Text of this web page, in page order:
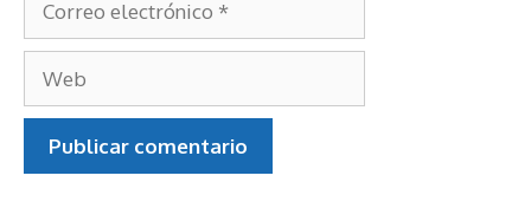
Correo
electrónico
Web